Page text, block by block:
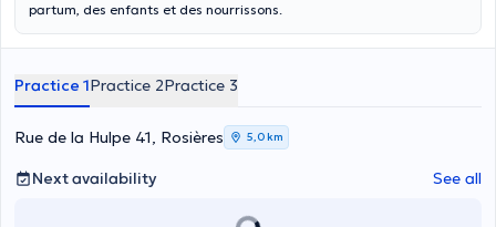
partum, des enfants et des nourrissons.
Practice 1Practice 2Practice 3
Rue de la Hulpe 41, Rosières 5,0 km
Next availability See all